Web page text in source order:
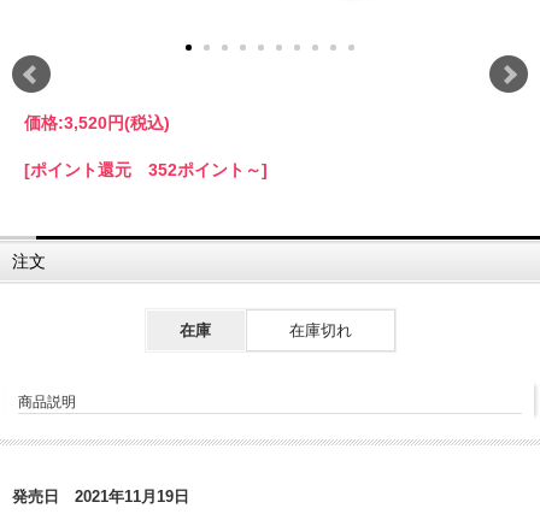
価格:3,520円(税込)
[ポイント還元 352ポイント～]
注文
在庫 在庫切れ
商品説明
発売日 2021年11月19日